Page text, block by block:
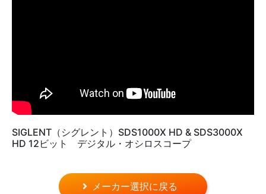
SIGLENT（シグレント）SDS1000X HD & SDS3000X
HD 12ビット デジタル・オシロスコープ
メーカー選択に戻る